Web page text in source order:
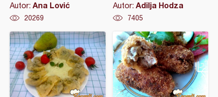
Autor: Ana Lović
20269
Autor: Adilja Hodza
7405